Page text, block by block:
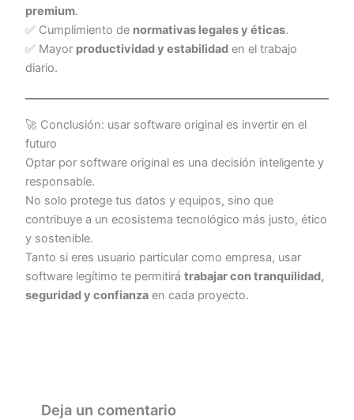
premium.
✅ Cumplimiento de normativas legales y éticas.
✅ Mayor productividad y estabilidad en el trabajo
diario.
🚀 Conclusión: usar software original es invertir en el
futuro
Optar por software original es una decisión inteligente y
responsable.
No solo protege tus datos y equipos, sino que
contribuye a un ecosistema tecnológico más justo, ético
y sostenible.
Tanto si eres usuario particular como empresa, usar
software legítimo te permitirá trabajar con tranquilidad,
seguridad y confianza en cada proyecto.
Deja un comentario